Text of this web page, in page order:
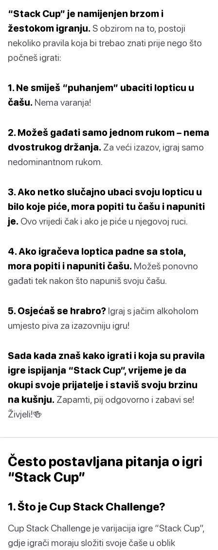
“Stack Cup” je namijenjen brzom i
žestokom igranju. S obzirom na to, postoji
nekoliko pravila koja bi trebao znati prije nego što
počneš igrati:
1. Ne smiješ “puhanjem” ubaciti lopticu u
čašu. Nema varanja!
2. Možeš gađati samo jednom rukom – nema
dvostrukog držanja. Za veći izazov, igraj samo
nedominantnom rukom.
3. Ako netko slučajno ubaci svoju lopticu u
bilo koje piće, mora popiti tu čašu i napuniti
je. Ovo vrijedi čak i ako je piće u njegovoj ruci.
4. Ako igračeva loptica padne sa stola,
mora popiti i napuniti čašu. Možeš ponovno
gađati tek nakon što napuniš svoju čašu.
5. Osjećaš se hrabro? Igraj s jačim alkoholom
umjesto piva za izazovniju igru!
Sada kada znaš kako igrati i koja su pravila
igre ispijanja “Stack Cup”, vrijeme je da
okupi svoje prijatelje i staviš svoju brzinu
na kušnju. Zapamti, pij odgovorno i zabavi se!
Živjeli!🍻
Često postavljana pitanja o igri
“Stack Cup”
1. Što je Cup Stack Challenge?
Cup Stack Challenge je varijacija igre “Stack Cup”,
gdje igrači moraju složiti svoje čaše u oblik